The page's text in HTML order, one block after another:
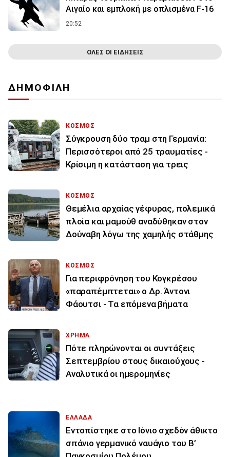
Αιγαίο και εμπλοκή με οπλισμένα F-16
20:52
ΟΛΕΣ ΟΙ ΕΙΔΗΣΕΙΣ
ΔΗΜΟΦΙΛΗ
ΚΟΣΜΟΣ
Σύγκρουση δύο τραμ στη Γερμανία:
Περισσότεροι από 25 τραυματίες -
Κρίσιμη η κατάσταση για τρεις
ΚΟΣΜΟΣ
Θεμέλια αρχαίας γέφυρας, πολεμικά
πλοία και μαμούθ αναδύθηκαν στον
Δούναβη λόγω της χαμηλής στάθμης
ΚΟΣΜΟΣ
Για περιφρόνηση του Κογκρέσου
«παραπέμπτεται» ο Δρ. Άντονι
Φάουτσι - Τα επόμενα βήματα
ΧΡΗΜΑ
Πότε πληρώνονται οι συντάξεις
Σεπτεμβρίου στους δικαιούχους -
Αναλυτικά οι ημερομηνίες
ΕΛΛΑΔΑ
Εντοπίστηκε στο Ιόνιο σχεδόν άθικτο
σπάνιο γερμανικό ναυάγιο του Β’